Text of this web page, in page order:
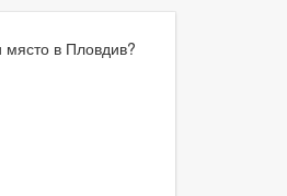
в Пловдив?